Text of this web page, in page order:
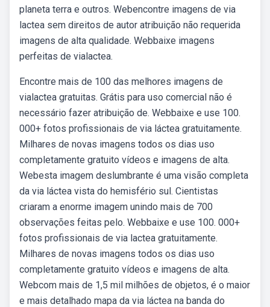
planeta terra e outros. Webencontre imagens de via
lactea sem direitos de autor atribuição não requerida
imagens de alta qualidade. Webbaixe imagens
perfeitas de vialactea.
Encontre mais de 100 das melhores imagens de
vialactea gratuitas. Grátis para uso comercial não é
necessário fazer atribuição de. Webbaixe e use 100.
000+ fotos profissionais de via láctea gratuitamente.
Milhares de novas imagens todos os dias uso
completamente gratuito vídeos e imagens de alta.
Webesta imagem deslumbrante é uma visão completa
da via láctea vista do hemisfério sul. Cientistas
criaram a enorme imagem unindo mais de 700
observações feitas pelo. Webbaixe e use 100. 000+
fotos profissionais de via lactea gratuitamente.
Milhares de novas imagens todos os dias uso
completamente gratuito vídeos e imagens de alta.
Webcom mais de 1,5 mil milhões de objetos, é o maior
e mais detalhado mapa da via láctea na banda do